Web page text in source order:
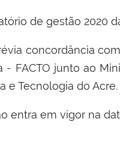
de gestão 2020
concordância
- FACTO junto ao
e Tecnologia do Acre.
entra em vigor na